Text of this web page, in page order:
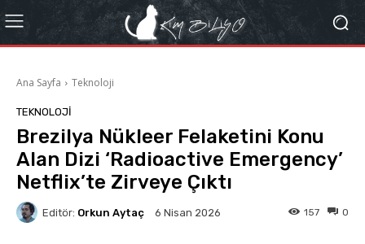
Ana Sayfa Teknoloji
TEKNOLOJI
Brezilya Nükleer Felaketini Konu
Alan Dizi ‘Radioactive Emergency’
Netflix’te Zirveye Çıktı
Editör: Orkun Aytaç 6 Nisan 2026 0
157